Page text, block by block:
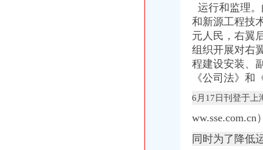
运行和监理
和新源工程技
元人民，右翼
组织开展对右
程建设安装、
《公司法》
6月17日刊登于上
同时为了降低